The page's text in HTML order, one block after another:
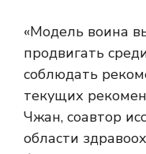
«Модель воина
продвигать
соблюдать
текущих
Чжан, соавтор
области